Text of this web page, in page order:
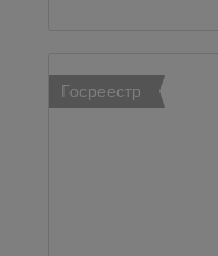
Госреестр